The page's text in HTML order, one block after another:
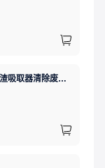
ATTEN(安泰信)，吸锡器吸锡枪锡渣吸取器清除废锡残渣 AT-E210D黑色防滑